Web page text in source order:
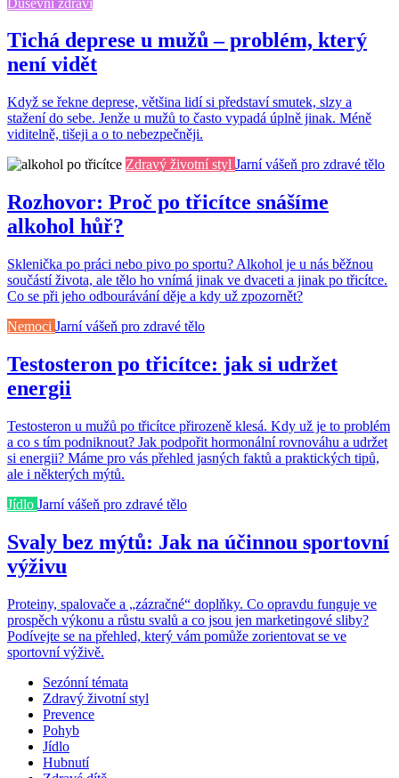
Tichá deprese u mužů – problém, který
není vidět
Když se řekne deprese, většina lidí si představí smutek, slzy a
stažení do sebe. Jenže u mužů to často vypadá úplně jinak. Méně
viditelně, tišeji a o to nebezpečněji.
Zdravý životní styl Jarní vášeň pro zdravé tělo
Rozhovor: Proč po třicítce snášíme
alkohol hůř?
Sklenička po práci nebo pivo po sportu? Alkohol je u nás běžnou
součástí života, ale tělo ho vnímá jinak ve dvaceti a jinak po třicítce.
Co se při jeho odbourávání děje a kdy už zpozornět?
Nemoci Jarní vášeň pro zdravé tělo
Testosteron po třicítce: jak si udržet
energii
Testosteron u mužů po třicítce přirozeně klesá. Kdy už je to problém
a co s tím podniknout? Jak podpořit hormonální rovnováhu a udržet
si energii? Máme pro vás přehled jasných faktů a praktických tipů,
ale i některých mýtů.
Jídlo Jarní vášeň pro zdravé tělo
Svaly bez mýtů: Jak na účinnou sportovní
výživu
Proteiny, spalovače a „zázračné“ doplňky. Co opravdu funguje ve
prospěch výkonu a růstu svalů a co jsou jen marketingové sliby?
Podívejte se na přehled, který vám pomůže zorientovat se ve
sportovní výživě.
Sezónní témata
Zdravý životní styl
Prevence
Pohyb
Jídlo
Hubnutí